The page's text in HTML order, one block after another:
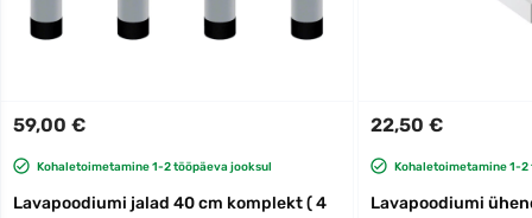
59,00 €
Kohaletoimetamine 1-2 tööpäeva jooksul
Lavapoodiumi jalad 40 cm komplekt ( 4
22,50 €
Kohaletoimetamine 1-
Lavapoodiumi